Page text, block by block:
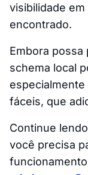
visibilidade
encontrado.
Embora
schema local
fáceis, que
Continue
você precisa